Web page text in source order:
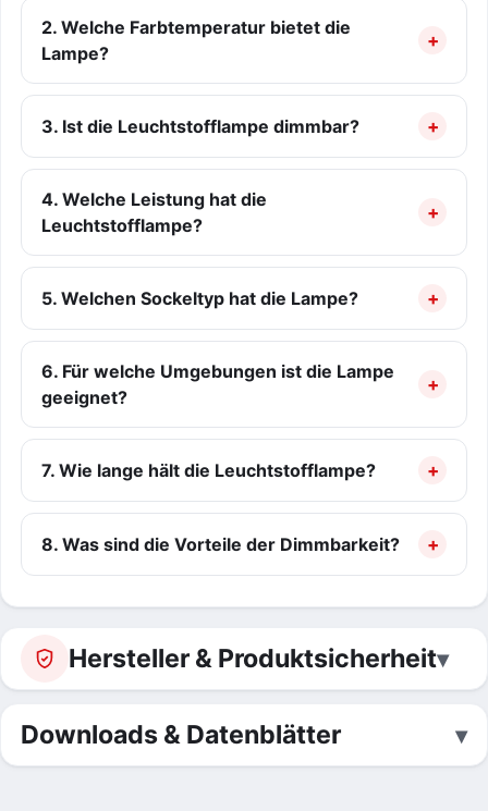
2. Welche Farbtemperatur bietet die
Lampe?
3. Ist die Leuchtstofflampe dimmbar?
4. Welche Leistung hat die
Leuchtstofflampe?
5. Welchen Sockeltyp hat die Lampe?
6. Für welche Umgebungen ist die Lampe
geeignet?
7. Wie lange hält die Leuchtstofflampe?
8. Was sind die Vorteile der Dimmbarkeit?
Hersteller & Produktsicherheit
Downloads & Datenblätter